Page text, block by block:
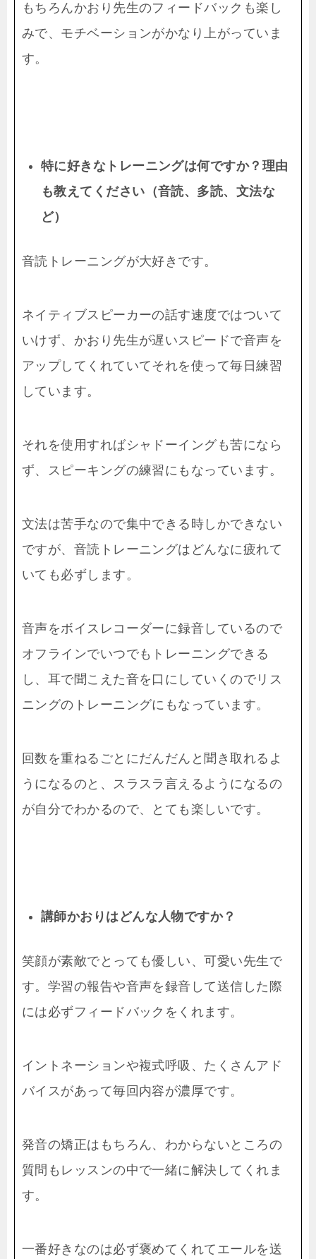
もちろんかおり先生のフィードバックも楽し
みで、モチベーションがかなり上がっていま
す。
特に好きなトレーニングは何ですか？理由
も教えてください（音読、多読、文法な
ど）
音読トレーニングが大好きです。
ネイティブスピーカーの話す速度ではついて
いけず、かおり先生が遅いスピードで音声を
アップしてくれていてそれを使って毎日練習
しています。
それを使用すればシャドーイングも苦になら
ず、スピーキングの練習にもなっています。
文法は苦手なので集中できる時しかできない
ですが、音読トレーニングはどんなに疲れて
いても必ずします。
音声をボイスレコーダーに録音しているので
オフラインでいつでもトレーニングできる
し、耳で聞こえた音を口にしていくのでリス
ニングのトレーニングにもなっています。
回数を重ねるごとにだんだんと聞き取れるよ
うになるのと、スラスラ言えるようになるの
が自分でわかるので、とても楽しいです。
講師かおりはどんな人物ですか？
笑顔が素敵でとっても優しい、可愛い先生で
す。学習の報告や音声を録音して送信した際
には必ずフィードバックをくれます。
イントネーションや複式呼吸、たくさんアド
バイスがあって毎回内容が濃厚です。
発音の矯正はもちろん、わからないところの
質問もレッスンの中で一緒に解決してくれま
す。
一番好きなのは必ず褒めてくれてエールを送